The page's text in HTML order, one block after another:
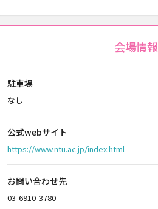
会場情報
駐車場
なし
公式webサイト
https://www.ntu.ac.jp/index.html
お問い合わせ先
03-6910-3780